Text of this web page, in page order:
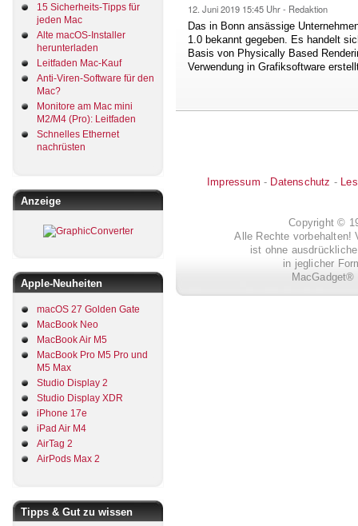
15 Sicherheits-Tipps für
jeden Mac
Alte macOS-Installer
herunterladen
Leitfaden Mac-Kauf
Anti-Viren-Software für den
Mac?
Monitore am Mac mini
M2/M4 (Pro): Leitfaden
Schnelles Ethernet
nachrüsten
Anzeige
Apple-Neuheiten
macOS 27 Golden Gate
MacBook Neo
MacBook Air M5
MacBook Pro M5 Pro und
M5 Max
Studio Display 2
Studio Display XDR
iPhone 17e
iPad Air M4
AirTag 2
AirPods Max 2
Tipps & Gut zu wissen
12. Juni 2019 15:45 Uhr - Redaktion
Das in Bonn ansässige
1.0 bekannt gegeben. Es handelt
Basis von Physically Based
Verwendung in Grafiksoftware
Impressum - Datenschutz -
Copyright ©
Alle Rechte vorbehalten!
ist ohne
in jeglicher
MacGadget®